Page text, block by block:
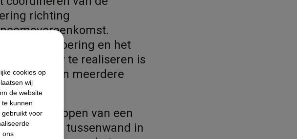
richting
directievoering en het
hele bouw te realiseren is
in meerdere
uit het slopen van een
tijdelijke tussenwand in
cookies op
wij
de website
kunnen
gebruikt voor
ons